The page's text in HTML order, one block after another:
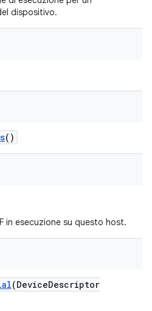
dispositivo.
()
in esecuzione su questo host.
(DeviceDescriptor